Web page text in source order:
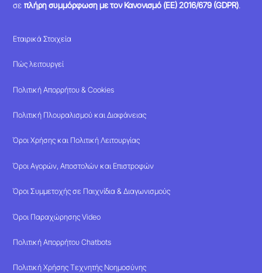
σεπλήρη συμμόρφωση με τον Κανονισμό (ΕΕ) 2016/679 (GDPR).
Εταιρικά Στοιχεία
Πώς λειτουργεί
Πολιτική Απορρήτου & Cookies
Πολιτική Πλουραλισμού και Διαφάνειας
Όροι Χρήσης και Πολιτική Λειτουργίας
Όροι Αγορών, Αποστολών και Επιστροφών
Όροι Συμμετοχής σε Παιχνίδια & Διαγωνισμούς
Όροι Παραχώρησης Video
Πολιτική Απορρήτου Chatbots
Πολιτική Χρήσης Τεχνητής Νοημοσύνης